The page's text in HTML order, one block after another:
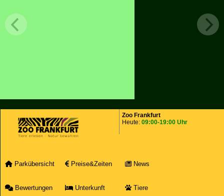
Zoo Frankfurt
Heute: 09:00-19:00 Uhr
Parkübersicht Preise&Zeiten News
Bewertungen Unterkunft Tiere